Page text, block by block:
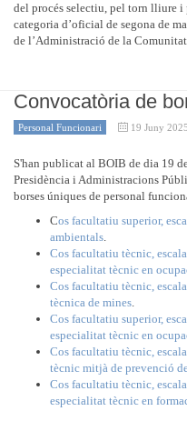
del procés selectiu, pel torn lliure i
categoria d’oficial de segona de
de l’Administració de la
Convocatòria de
Personal Funcionari 19 Juny 2025
S'han publicat al BOIB de dia 19
Presidència i Administracions
borses úniques de personal
Cos facultatiu superior,
ambientals.
Cos facultatiu tècnic,
especialitat tècnic en
Cos facultatiu tècnic,
tècnica de mines.
Cos facultatiu superior,
especialitat tècnic en
Cos facultatiu tècnic,
tècnic mitjà de prevenció
Cos facultatiu tècnic,
especialitat tècnic en